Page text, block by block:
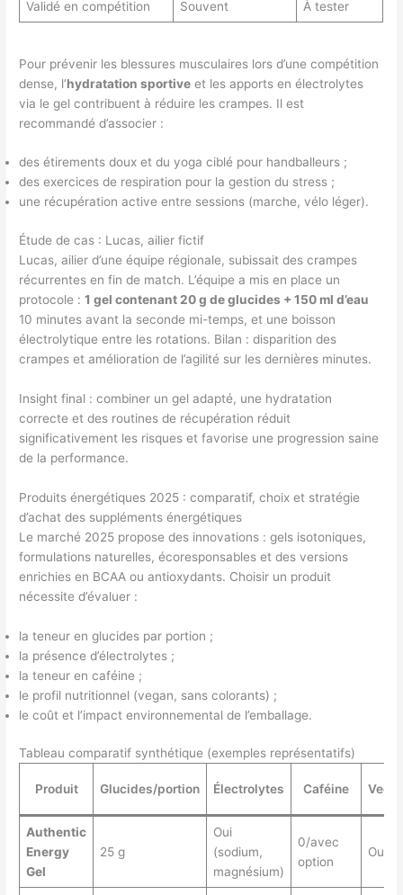
Validé en compétition Souvent À tester
Pour prévenir les blessures musculaires lors d’une compétition
dense, l’hydratation sportive et les apports en électrolytes
via le gel contribuent à réduire les crampes. Il est
recommandé d’associer :
des étirements doux et du yoga ciblé pour handballeurs ;
des exercices de respiration pour la gestion du stress ;
une récupération active entre sessions (marche, vélo léger).
Étude de cas : Lucas, ailier fictif
Lucas, ailier d’une équipe régionale, subissait des crampes
récurrentes en fin de match. L’équipe a mis en place un
protocole :1 gel contenant 20 g de glucides + 150 ml d’eau
10 minutes avant la seconde mi-temps, et une boisson
électrolytique entre les rotations. Bilan : disparition des
crampes et amélioration de l’agilité sur les dernières minutes.
Insight final : combiner un gel adapté, une hydratation
correcte et des routines de récupération réduit
significativement les risques et favorise une progression saine
de la performance.
Produits énergétiques 2025 : comparatif, choix et stratégie
d’achat des suppléments énergétiques
Le marché 2025 propose des innovations : gels isotoniques,
formulations naturelles, écoresponsables et des versions
enrichies en BCAA ou antioxydants. Choisir un produit
nécessite d’évaluer :
la teneur en glucides par portion ;
la présence d’électrolytes ;
la teneur en caféine ;
le profil nutritionnel (vegan, sans colorants) ;
le coût et l’impact environnemental de l’emballage.
Tableau comparatif synthétique (exemples représentatifs)
Produit Glucides/portion Électrolytes Caféine
Authentic
Energy
Gel
25 g
Oui
(sodium,
magnésium)
0/avec
option
Oui